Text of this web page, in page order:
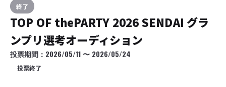
終了
TOP OF thePARTY 2026 SENDAI グラ
ンプリ選考オーディション
投票期間： 2026/05/11〜 2026/05/24
投票終了